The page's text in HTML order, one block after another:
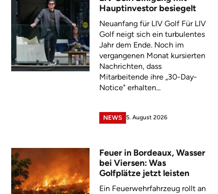
Hauptinvestor besiegelt
Neuanfang für LIV Golf Für LIV
Golf neigt sich ein turbulentes
Jahr dem Ende. Noch im
vergangenen Monat kursierten
Nachrichten, dass
Mitarbeitende ihre „30-Day-
Notice" erhalten...
NEWS 5. August 2026
Feuer in Bordeaux, Wasser
bei Viersen: Was
Golfplätze jetzt leisten
Ein Feuerwehrfahrzeug rollt an